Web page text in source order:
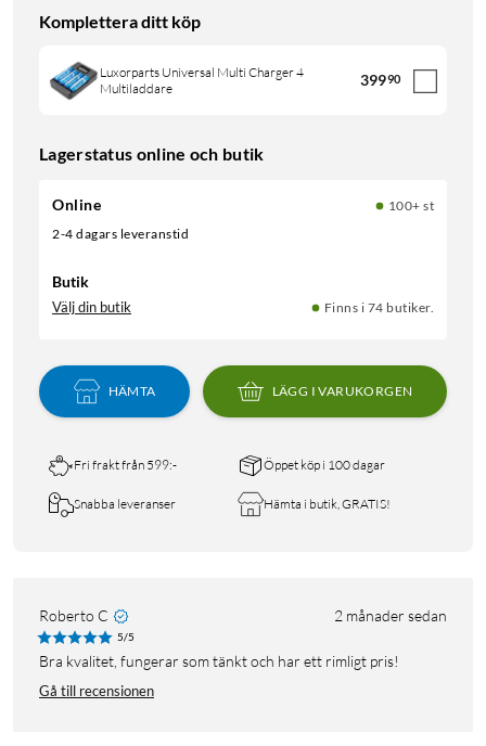
Komplettera ditt köp
Luxorparts Universal Multi Charger 4
Multiladdare
39990
Lagerstatus online och butik
Online
100+ st
2-4 dagars leveranstid
Butik
Välj din butik Finns i 74 butiker.
HÄMTA LÄGG I VARUKORGEN
Fri frakt från 599:- Öppet köp i 100 dagar
Snabba leveranser Hämta i butik, GRATIS!
Roberto C 2 månader sedan
5/5
Bra kvalitet, fungerar som tänkt och har ett rimligt pris!
Gå till recensionen